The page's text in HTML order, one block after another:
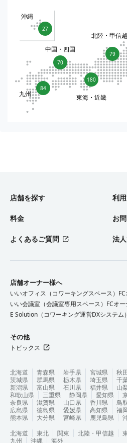
79
北陸・甲信越
180
東海・近畿
70
中国・四国
84
九州
27
沖縄
店舗を探す 利
料金 お
よくあるご質問 法
店舗オーナー様へ
いいオフィス（コワーキングスペース）
いい会議室（会議室専用スペース）FCオ
E Solution（コワーキング運営DXシステム）
その他
トピックス
北海道 青森県 岩手県 宮城県 秋
茨城県
群馬県 栃木県 埼玉県 千
新潟県
富山県 石川県 福井県 山
和歌山県
三重県 静岡県 愛知県
奈良県
滋賀県 山口県 香川県 鳥
広島県
徳島県 愛媛県 高知県 福
熊本県
大分県 宮崎県 鹿児島県
北海道
東北 関東 北陸・甲信越
九州
沖縄 海外